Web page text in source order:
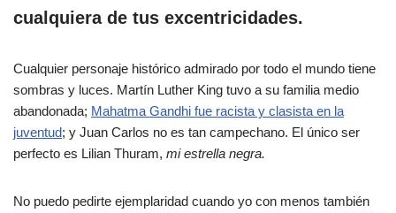
cualquiera de tus excentricidades.
Cualquier personaje histórico admirado por todo el mundo tiene
sombras y luces. Martín Luther King tuvo a su familia medio
abandonada; Mahatma Gandhi fue racista y clasista en la
juventud; y Juan Carlos no es tan campechano. El único ser
perfecto es Lilian Thuram, mi estrella negra.
No puedo pedirte ejemplaridad cuando yo con menos también